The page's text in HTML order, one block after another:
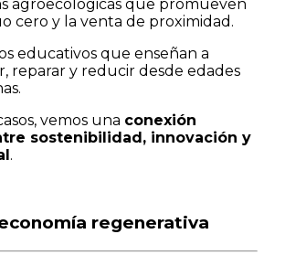
agroecológicas que promueven
cero y la venta de proximidad.
educativos que enseñan a
reparar y reducir desde edades
vemos una conexión
sostenibilidad, innovación y
.
regenerativa